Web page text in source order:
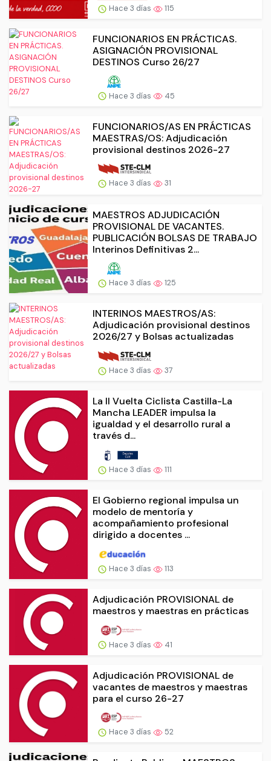
Hace 3 días 115
FUNCIONARIOS EN PRÁCTICAS.
ASIGNACIÓN PROVISIONAL
DESTINOS Curso 26/27
Hace 3 días 45
FUNCIONARIOS/AS EN PRÁCTICAS
MAESTRAS/OS: Adjudicación
provisional destinos 2026-27
Hace 3 días 31
MAESTROS ADJUDICACIÓN
PROVISIONAL DE VACANTES.
PUBLICACIÓN BOLSAS DE TRABAJO
Interinos Definitivas 2...
Hace 3 días 125
INTERINOS MAESTROS/AS:
Adjudicación provisional destinos
2026/27 y Bolsas actualizadas
Hace 3 días 37
La II Vuelta Ciclista Castilla-La
Mancha LEADER impulsa la
igualdad y el desarrollo rural a
través d...
Hace 3 días 111
El Gobierno regional impulsa un
modelo de mentoría y
acompañamiento profesional
dirigido a docentes ...
Hace 3 días 113
Adjudicación PROVISIONAL de
maestros y maestras en prácticas
Hace 3 días 41
Adjudicación PROVISIONAL de
vacantes de maestros y maestras
para el curso 26-27
Hace 3 días 52